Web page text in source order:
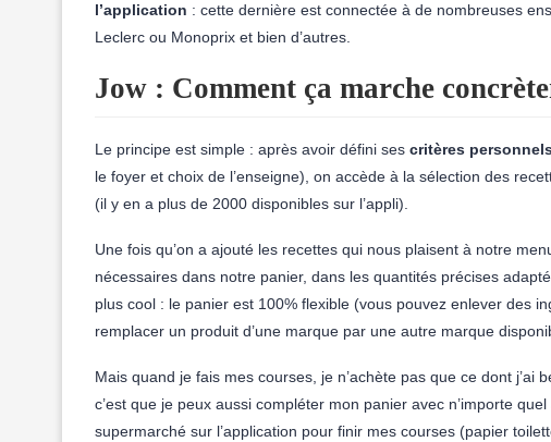
l’application : cette dernière est connectée à de nombreuses
Leclerc ou Monoprix et bien d’autres.
Jow : Comment ça marche
Le principe est simple : après avoir défini ses critères
le foyer et choix de l’enseigne), on accède à la sélection des
(il y en a plus de 2000 disponibles sur l’appli).
Une fois qu’on a ajouté les recettes qui nous plaisent à notre
nécessaires dans notre panier, dans les quantités précises
plus cool : le panier est 100% flexible (vous pouvez enlever des
remplacer un produit d’une marque par une autre marque
Mais quand je fais mes courses, je n’achète pas que ce dont j’ai
c’est que je peux aussi compléter mon panier avec n’importe
supermarché sur l’application pour finir mes courses (papier